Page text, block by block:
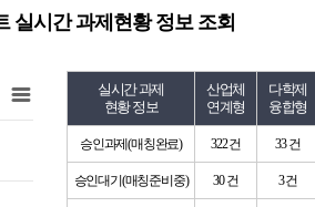
실시간 과제현황 정보 조회
실시간 과제
현황 정보
산업체
연계형
다학제
융합형
승인과제(매칭완료) 322 건 33 건
승인대기(매칭준비중) 30 건 3 건